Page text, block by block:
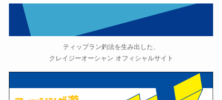
ティップラン釣法を生み出した、
クレイジーオーシャン オフィシャルサイト